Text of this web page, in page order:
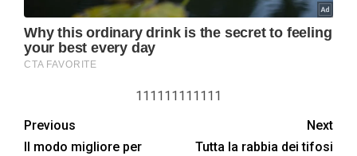
111111111111
Previous
Il modo migliore per
Next
Tutta la rabbia dei tifosi